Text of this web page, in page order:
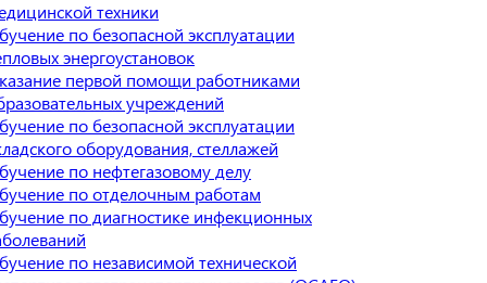
техники
по безопасной эксплуатации
энергоустановок
первой помощи работниками
учреждений
по безопасной эксплуатации
оборудования, стеллажей
по нефтегазовому делу
по отделочным работам
по диагностике инфекционных
по независимой технической